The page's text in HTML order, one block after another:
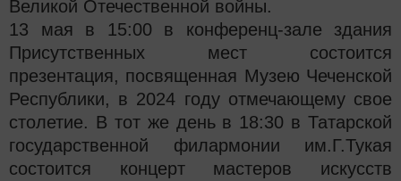
Великой Отечественной войны.
13 мая в 15:00 в конференц-зале здания
Присутственных мест состоится
презентация, посвященная Музею Чеченской
Республики, в 2024 году отмечающему свое
столетие. В тот же день в 18:30 в Татарской
государственной филармонии им.Г.Тукая
состоится концерт мастеров искусств